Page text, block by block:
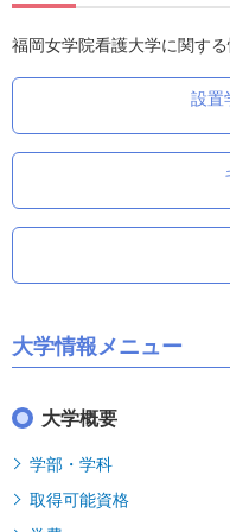
福岡女学院看護大学に関する
設置
大学情報メニュー
大学概要
学部・学科
取得可能資格